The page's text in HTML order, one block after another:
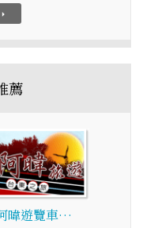
arrow_right
薦
暐遊覽車…